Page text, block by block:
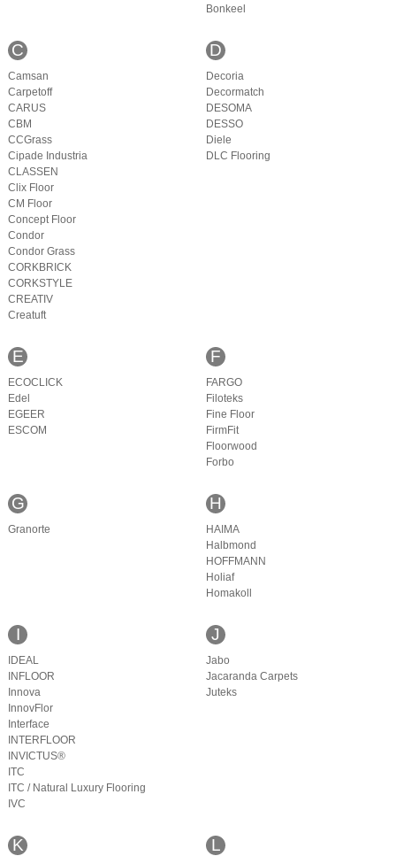
Bonkeel
C
Camsan
Carpetoff
CARUS
CBM
CCGrass
Cipade Industria
CLASSEN
Clix Floor
CM Floor
Concept Floor
Condor
Condor Grass
CORKBRICK
CORKSTYLE
CREATIV
Creatuft
D
Decoria
Decormatch
DESOMA
DESSO
Diele
DLC Flooring
E
ECOCLICK
Edel
EGEER
ESCOM
F
FARGO
Filoteks
Fine Floor
FirmFit
Floorwood
Forbo
G
Granorte
H
HAIMA
Halbmond
HOFFMANN
Holiaf
Homakoll
I
IDEAL
INFLOOR
Innova
InnovFlor
Interface
INTERFLOOR
INVICTUS®
ITC
ITC / Natural Luxury Flooring
IVC
J
Jabo
Jacaranda Carpets
Juteks
K L